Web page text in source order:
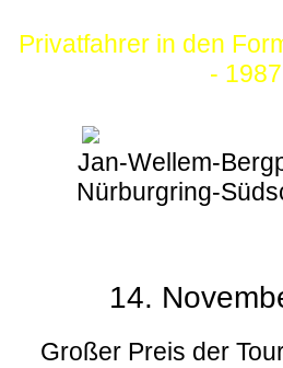
Privatfahrer in den
- 1987
Jan-Wellem-
Nürburgring-
14.
Großer Preis der